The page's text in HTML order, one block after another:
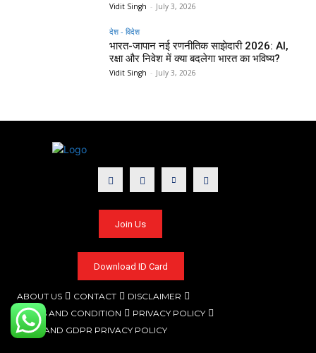
Vidit Singh - July 3, 2026
देश - विदेश
भारत-जापान नई रणनीतिक साझेदारी 2026: AI,
रक्षा और निवेश में क्या बदलेगा भारत का भविष्य?
Vidit Singh - July 3, 2026
Join Us
Download ID Card
ABOUT US CONTACT
DISCLAIMER
TERMS AND CONDITION
PRIVACY POLICY
CCPA AND GDPR PRIVACY POLICY